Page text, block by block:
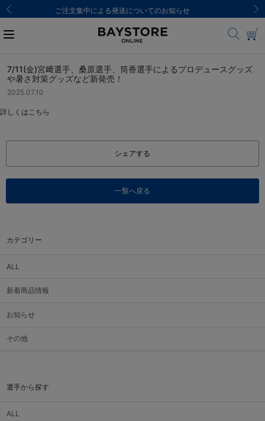
8,000円(税込)以上のご購入で送料無料
カテゴリー
ALL
新着商品情報
お知らせ
その他
選手から探す
ALL
7/11(金)宮﨑選手、桑原選手、筒香選手によるプロデュースグッズ
や暑さ対策グッズなど新発売！
2025.07.10
詳しくはこちら
シェアする
一覧へ戻る